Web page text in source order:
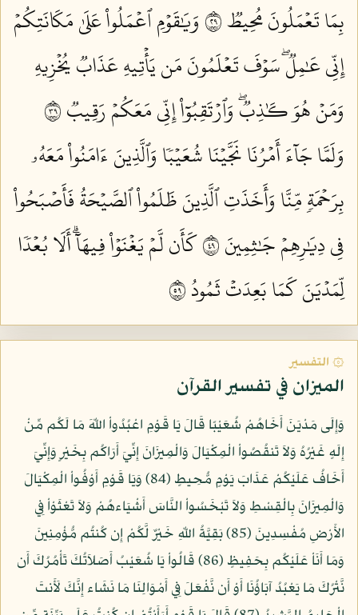
بِمَا تَعۡمَلُونَ مُحِيطٞ ٩٢
وَيَٰقَوۡمِ ٱعۡمَلُواْ عَلَىٰ مَكَانَتِكُمۡ
إِنِّي عَٰمِلٞۖ سَوۡفَ تَعۡلَمُونَ مَن يَأۡتِيهِ عَذَابٞ يُخۡزِيهِ
وَمَنۡ هُوَ كَٰذِبٞۖ وَٱرۡتَقِبُوٓاْ إِنِّي مَعَكُمۡ رَقِيبٞ ٩٣
وَلَمَّا جَآءَ أَمۡرُنَا نَجَّيۡنَا شُعَيۡبٗا وَٱلَّذِينَ ءَامَنُواْ مَعَهُۥ
بِرَحۡمَةٖ مِّنَّا وَأَخَذَتِ ٱلَّذِينَ ظَلَمُواْ ٱلصَّيۡحَةُ فَأَصۡبَحُواْ
فِي دِيَٰرِهِمۡ جَٰثِمِينَ ٩٤
كَأَن لَّمۡ يَغۡنَوۡاْ فِيهَآۗ أَلَا بُعۡدٗا
لِّمَدۡيَنَ كَمَا بَعِدَتۡ ثَمُودُ ٩٥
۞ التفسير
الميزان في تفسير القرآن
وَإِلَى مَدْيَنَ أَخَاهُمْ شُعَيْبًا قَالَ يَا قَوْمِ اعْبُدُواْ اللّهَ مَا لَكُم مِّنْ
إِلَهٍ غَيْرُهُ وَلاَ تَنقُصُواْ الْمِكْيَالَ وَالْمِيزَانَ إِنِّيَ أَرَاكُم بِخَيْرٍ وَإِنِّيَ
أَخَافُ عَلَيْكُمْ عَذَابَ يَوْمٍ مُّحِيطٍ (84) وَيَا قَوْمِ أَوْفُواْ الْمِكْيَالَ
وَالْمِيزَانَ بِالْقِسْطِ وَلاَ تَبْخَسُواْ النَّاسَ أَشْيَاءهُمْ وَلاَ تَعْثَوْاْ فِي
الأَرْضِ مُفْسِدِينَ (85) بَقِيَّةُ اللّهِ خَيْرٌ لَّكُمْ إِن كُنتُم مُّؤْمِنِينَ
وَمَا أَنَاْ عَلَيْكُم بِحَفِيظٍ (86) قَالُواْ يَا شُعَيْبُ أَصَلاَتُكَ تَأْمُرُكَ أَن
نَّتْرُكَ مَا يَعْبُدُ آبَاؤُنَا أَوْ أَن نَّفْعَلَ فِي أَمْوَالِنَا مَا نَشَاء إِنَّكَ لَأَنتَ